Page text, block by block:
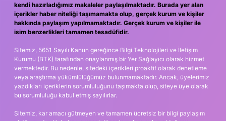
kendi hazırladığımız makaleler paylaşılmaktadır. Burada yer alan
içerikler haber niteliği taşımamakta olup, gerçek kurum ve kişiler
hakkında paylaşım yapılmamaktadır. Gerçek kurum ve kişiler ile
isim benzerlikleri tamamen tesadüfidir.
Sitemiz, 5651 Sayılı Kanun gereğince Bilgi Teknolojileri ve İletişim
Kurumu (BTK) tarafından onaylanmış bir Yer Sağlayıcı olarak hizmet
vermektedir. Bu nedenle, sitedeki içerikleri proaktif olarak denetleme
veya araştırma yükümlülüğümüz bulunmamaktadır. Ancak, üyelerimiz
yazdıkları içeriklerin sorumluluğunu taşımakta olup, siteye üye olarak
bu sorumluluğu kabul etmiş sayılırlar.
Sitemiz, kar amacı gütmeyen ve tamamen ücretsiz bir bilgi paylaşım